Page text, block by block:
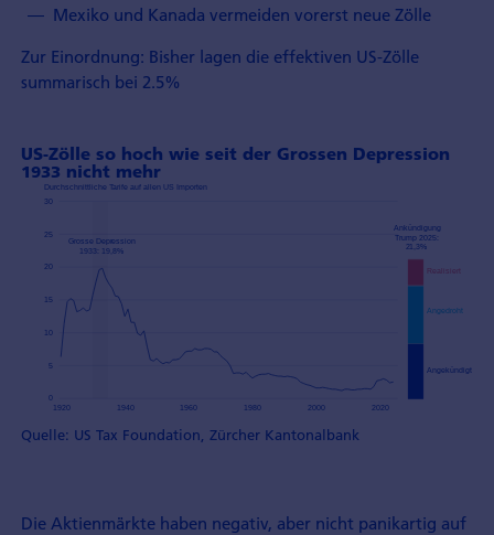
Mexiko und Kanada vermeiden vorerst neue Zölle
Zur Einordnung: Bisher lagen die effektiven US-Zölle
summarisch bei 2.5%
US-Zölle so hoch wie seit der Grossen Depression
1933 nicht mehr
Quelle: US Tax Foundation, Zürcher Kantonalbank
Die Aktienmärkte haben negativ, aber nicht panikartig auf